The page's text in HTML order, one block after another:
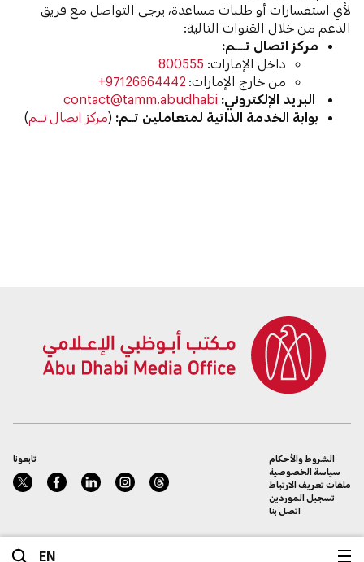
EN
‫لأي استفسارات أو طلبات مساعدة، يرجى التواصل مع فريق
الدعم من خلال القنوات التالية:
مركز اتصال تــــم:
‫داخل الإمارات: 800555
‫من خارج الإمارات: 97126664442+
البريد الإلكتروني: contact@tamm.abudhabi
بوابة الخدمة الذاتية لمتعاملين تــم: (مركز اتصال تــم)
تابعونا
الشروط والأحكام
سياسة الخصوصية
ملفات تعريف الارتباط
تسجيل الموردين
اتصل بنا